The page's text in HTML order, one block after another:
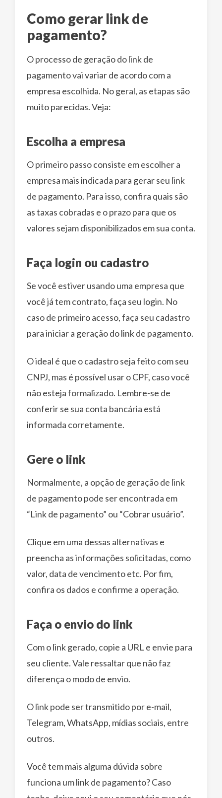
Como gerar link de
pagamento?
O processo de geração do link de
pagamento vai variar de acordo com a
empresa escolhida. No geral, as etapas são
muito parecidas. Veja:
Escolha a empresa
O primeiro passo consiste em escolher a
empresa mais indicada para gerar seu link
de pagamento. Para isso, confira quais são
as taxas cobradas e o prazo para que os
valores sejam disponibilizados em sua conta.
Faça login ou cadastro
Se você estiver usando uma empresa que
você já tem contrato, faça seu login. No
caso de primeiro acesso, faça seu cadastro
para iniciar a geração do link de pagamento.
O ideal é que o cadastro seja feito com seu
CNPJ, mas é possível usar o CPF, caso você
não esteja formalizado. Lembre-se de
conferir se sua conta bancária está
informada corretamente.
Gere o link
Normalmente, a opção de geração de link
de pagamento pode ser encontrada em
“Link de pagamento” ou “Cobrar usuário”.
Clique em uma dessas alternativas e
preencha as informações solicitadas, como
valor, data de vencimento etc. Por fim,
confira os dados e confirme a operação.
Faça o envio do link
Com o link gerado, copie a URL e envie para
seu cliente. Vale ressaltar que não faz
diferença o modo de envio.
O link pode ser transmitido por e-mail,
Telegram, WhatsApp, mídias sociais, entre
outros.
Você tem mais alguma dúvida sobre
funciona um link de pagamento? Caso